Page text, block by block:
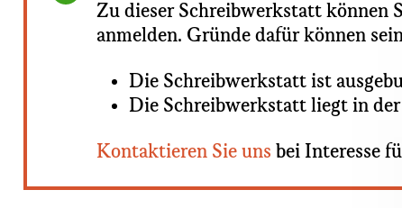
Statusmeldung
Zu dieser Schreibwerkstatt können
anmelden. Gründe dafür können
Die Schreibwerkstatt ist
Die Schreibwerkstatt liegt in der
Kontaktieren Sie uns bei Interesse